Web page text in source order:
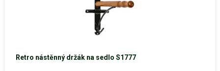
Retro nástěnný držák na sedlo S1777